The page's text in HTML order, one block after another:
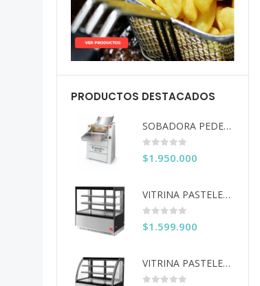
PRODUCTOS DESTACADOS
SOBADORA PEDESTAL 60 CM COUSIÑO
0
$1.950.000
VITRINA PASTELERA ITA RECTA 150 CM
0
$1.599.900
VITRINA PASTELERA ITA CURVA 150 CM